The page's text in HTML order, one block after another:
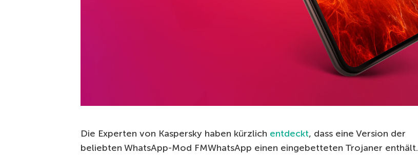
Die Experten von Kaspersky haben kürzlich entdeckt, dass eine Version der
beliebten WhatsApp-Mod FMWhatsApp einen eingebetteten Trojaner enthält.